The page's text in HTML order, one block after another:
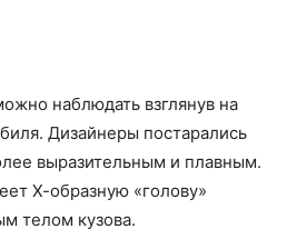
наблюдать взглянув на
Дизайнеры постарались
выразительным и плавным.
Х-образную «голову»
телом кузова.